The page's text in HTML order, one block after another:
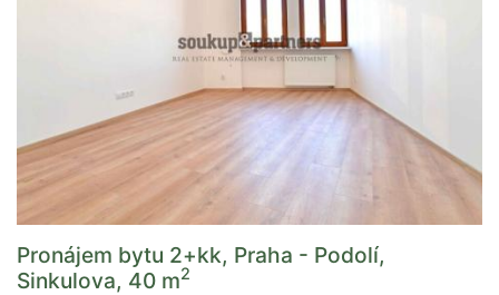
Pronájem bytu 2+kk, Praha - Podolí,
Sinkulova, 40 m2